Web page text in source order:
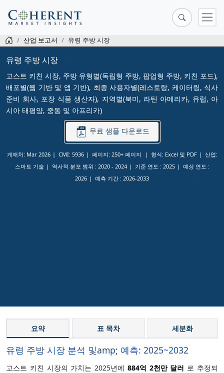
산업 보고서 유령 주방 시장
유령 주방 시장
고스트 키친 시장, 주방 유형별(독립형 주방, 팝업형 주방, 키친 포드),
배포별(웹 기반 및 앱 기반), 최종 사용자별(레스토랑, 케이터링, 식사
준비 회사, 포장 식품 생산자), 지역별(북미, 라틴 아메리카, 유럽, 아
시아 태평양, 중동 및 아프리카)
무료 샘플 다운로드
게재처: Mar 2026 CMI: 5936 페이지: 250+ 페이지 형식: Excel 및 PDF
산업:
스마트 기술
역사적 분포 범위 : 2020 - 2024 기준 연도 : 2025
예상 연도 :
2026
예측 기간 : 2026-2033
요약 표 목차 세분화
유령 주방 시장 분석 및amp; 예측: 2025~2032
고스트 키친 시장의 가치는 2025년에 884억 2천만 달러 로 추정되